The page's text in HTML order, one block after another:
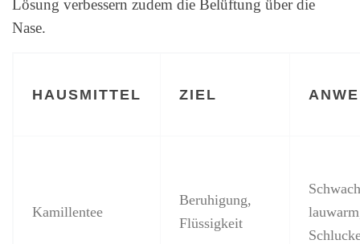
Lösung verbessern zudem die Belüftung über die
Nase.
HAUSMITTEL ZIEL
Kamillentee
Beruhigung,
Flüssigkeit